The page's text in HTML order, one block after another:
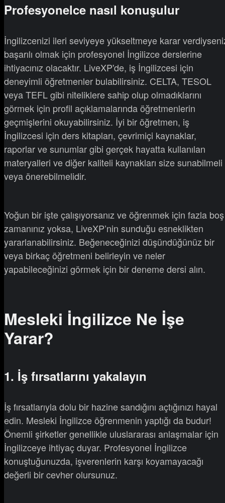
Profesyonelce nasıl konuşulur
İngilizcenizi ileri seviyeye yükseltmeye karar
başarılı olmak için profesyonel İngilizce derslerine
ihtiyacınız olacaktır. LiveXP'de, iş İngilizcesi için
deneyimli öğretmenler bulabilirsiniz. CELTA, TESOL
veya TEFL gibi niteliklere sahip olup olmadıklarını
görmek için profil açıklamalarında öğretmenlerin
geçmişlerini okuyabilirsiniz. İyi bir öğretmen, iş
İngilizcesi için ders kitapları, çevrimiçi kaynaklar,
raporlar ve sunumlar gibi gerçek hayatta kullanılan
materyalleri ve diğer kaliteli kaynakları size sunabilmeli
veya önerebilmelidir.
Yoğun bir işte çalışıyorsanız ve öğrenmek için fazla boş
zamanınız yoksa, LiveXP’nin sunduğu esneklikten
yararlanabilirsiniz. Beğeneceğinizi düşündüğünüz bir
veya birkaç öğretmeni belirleyin ve neler
yapabileceğinizi görmek için bir deneme dersi alın.
Mesleki İngilizce Ne İşe
Yarar?
1. İş fırsatlarını yakalayın
İş fırsatlarıyla dolu bir hazine sandığını açtığınızı hayal
edin. Mesleki İngilizce öğrenmenin yaptığı da budur!
Önemli şirketler genellikle uluslararası anlaşmalar için
İngilizceye ihtiyaç duyar. Profesyonel İngilizce
konuştuğunuzda, işverenlerin karşı koyamayacağı
değerli bir cevher olursunuz.